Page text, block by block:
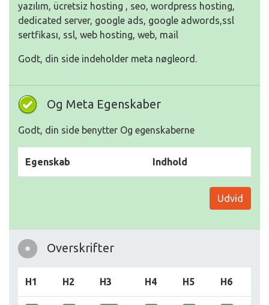
yazılım, ücretsiz hosting , seo, wordpress hosting,
dedicated server, google ads, google adwords,ssl
sertfikası, ssl, web hosting, web, mail
Godt, din side indeholder meta nøgleord.
Og Meta Egenskaber
Godt, din side benytter Og egenskaberne
Egenskab Indhold
Udvid
Overskrifter
H1 H2 H3 H4 H5 H6